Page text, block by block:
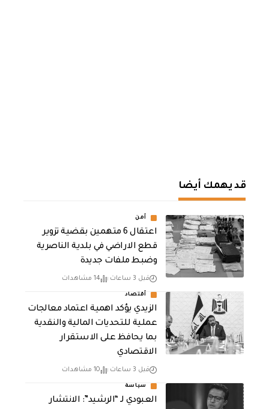
قد يهمك أيضا
أمن
اعتقال 6 متهمين بقضية تزوير
قطع الاراضي في بلدية الناصرية
وضبط ملفات جديدة
قبل 3 ساعات 14 مشاهدات
أقتصاد
الزيدي يؤكد اهمية اعتماد معالجات
عملية للتحديات المالية والنقدية
بما يحافظ على الاستقرار
الاقتصادي
قبل 3 ساعات 10 مشاهدات
سياسة
العبودي لـ “الرشيد”: الانتشار